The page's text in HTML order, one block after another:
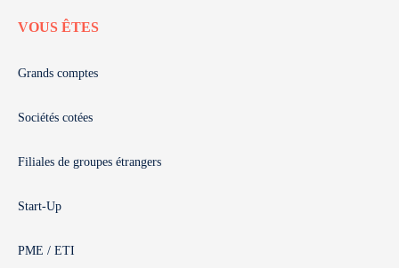
VOUS ÊTES
Grands comptes
Sociétés cotées
Filiales de groupes étrangers
Start-Up
PME / ETI